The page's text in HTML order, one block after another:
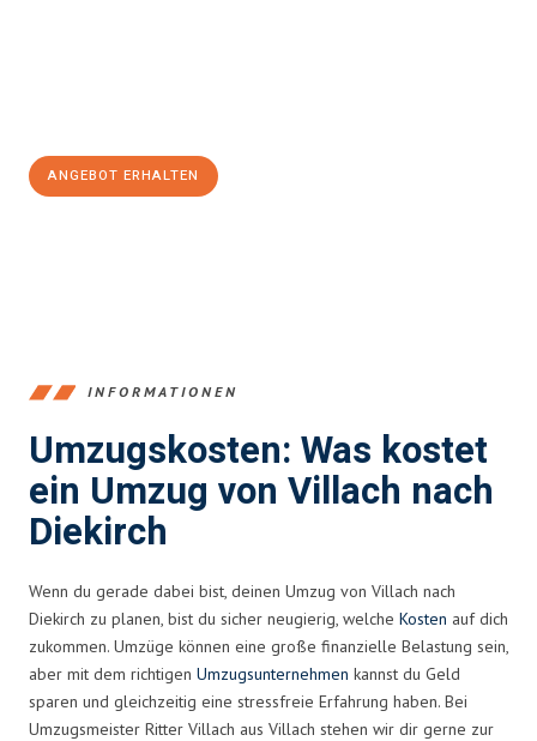
ANGEBOT ERHALTEN
INFORMATIONEN
Umzugskosten: Was kostet
ein Umzug von Villach nach
Diekirch
Wenn du gerade dabei bist, deinen Umzug von Villach nach
Diekirch zu planen, bist du sicher neugierig, welche Kosten auf dich
zukommen. Umzüge können eine große finanzielle Belastung sein,
aber mit dem richtigen Umzugsunternehmen kannst du Geld
sparen und gleichzeitig eine stressfreie Erfahrung haben. Bei
Umzugsmeister Ritter Villach aus Villach stehen wir dir gerne zur